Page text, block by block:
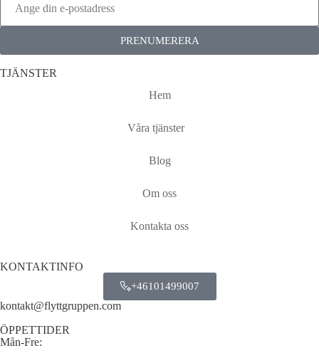
PRENUMERERA
TJÄNSTER
Hem
Våra tjänster
Blog
Om oss
Kontakta oss
KONTAKTINFO
+46101499007
kontakt@flyttgruppen.com
ÖPPETTIDER
Mån-Fre: